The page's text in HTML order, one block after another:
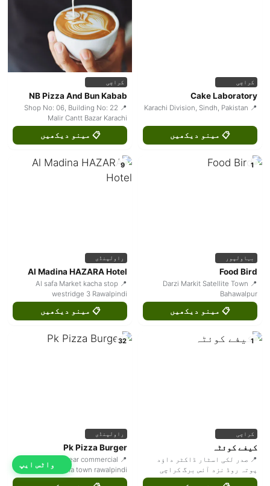
کراچی
Cake Laboratory
📍 Karachi Division, Sindh, Pakistan
📋 مینو دیکھیں
کراچی
NB Pizza And Bun Kabab
📍 Shop No: 06, Building No: 22
Malir Cantt Bazar Karachi
📋 مینو دیکھیں
1
بہاولپور
Food Bird
📍 Darzi Markit Satellite Town
Bahawalpur
📋 مینو دیکھیں
9
راولپنڈی
Al Madina HAZARA Hotel
📍 Al safa Market kacha stop
westridge 3 Rawalpindi
📋 مینو دیکھیں
1
کراچی
کیفے کوئٹہ
📍 صدر لکی اسٹار ڈاکٹر داؤد
پوتہ روڈ نزد آئس برگ کراچی
32
راولپنڈی
Pk Pizza Burger
📍 Plaza 30 linear commercial
phase 8 bahria town rawalpindi
واٹس ایپ